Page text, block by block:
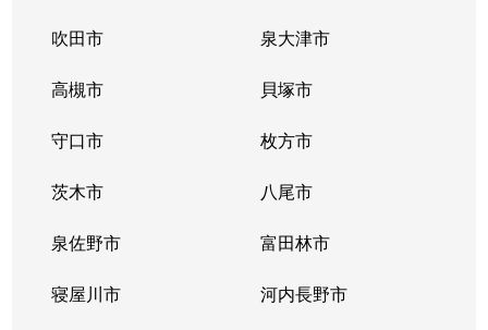
吹田市 泉大津市
高槻市 貝塚市
守口市 枚方市
茨木市 八尾市
泉佐野市 富田林市
寝屋川市 河内長野市